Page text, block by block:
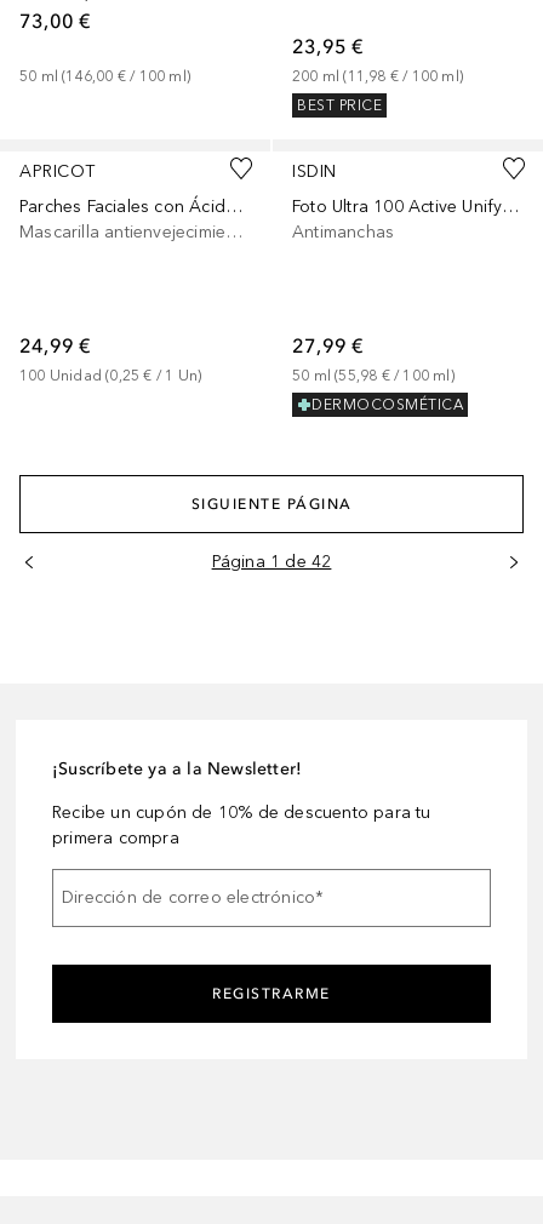
73,00 €
50 ml (146,00 € / 100 ml)
23,95 €
200 ml (11,98 € / 100 ml)
BEST PRICE
APRICOT
Parches Faciales con Ácido Hialurónico
Mascarilla antienvejecimiento
24,99 €
100 Unidad (0,25 € / 1 Un)
ISDIN
Foto Ultra 100 Active Unify Color Fusion Fluid Spf 50+
Antimanchas
27,99 €
50 ml (55,98 € / 100 ml)
DERMOCOSMÉTICA
SIGUIENTE PÁGINA
Página 1 de 42
¡Suscríbete ya a la Newsletter!
Recibe un cupón de 10% de descuento para tu
primera compra
Dirección de correo electrónico*
REGISTRARME